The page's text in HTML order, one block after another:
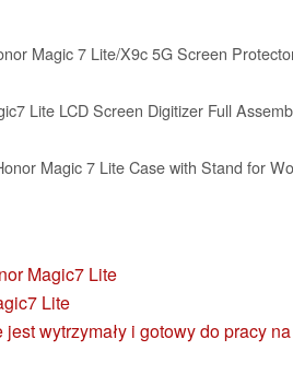
Lite LCD Screen Digitizer Full
Magic7 Lite
Lite
wytrzymały i gotowy do pracy